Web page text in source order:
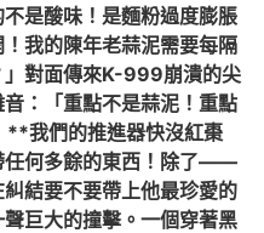
不是酸味！是麵粉過度膨脹
我的陳年老蒜泥需要每隔
」對面傳來K-999崩潰的尖
：「重點不是蒜泥！重點
**我們的推進器快沒紅棗
任何多餘的東西！除了——
結要不要帶上他最珍愛的
巨大的撞擊。一個穿著黑